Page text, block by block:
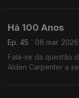
Há 100 Anos
Ep. 45
06 mar. 2026
Fala-se da questão
Alden Carpenter a